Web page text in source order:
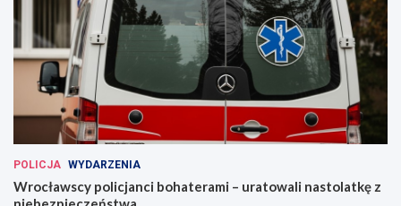
POLICJA WYDARZENIA
Wrocławscy policjanci bohaterami – uratowali nastolatkę z